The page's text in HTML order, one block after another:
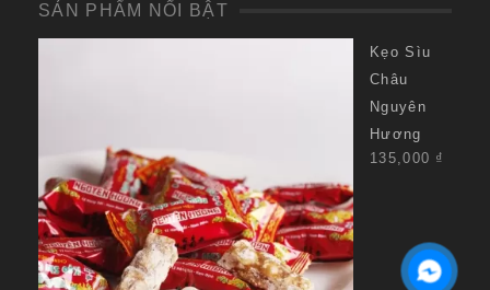
SẢN PHẨM NỔI BẬT
Kẹo Sìu
Châu
Nguyên
Hương
135,000 ₫